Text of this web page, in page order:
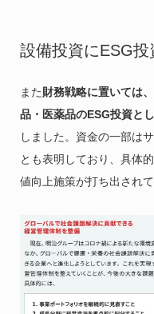
設備投資にESG
また財務戦略に置いては
品・医薬品のESG投資と
しました。資金の一部は
とも表明しており、具体
値向上施策が打ち出されて